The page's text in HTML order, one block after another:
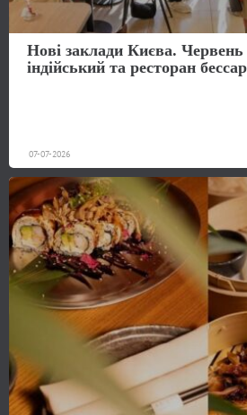
Нові заклади Києва. Червень
індійський та ресторан
07-07-2026